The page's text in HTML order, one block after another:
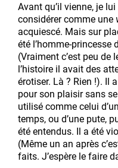
Avant qu’il vienne, je
considérer comme une
acquiescé. Mais sur
été l’homme-princesse
(Vraiment c’est peu de
l’histoire il avait des
érotiser. Là ? Rien !). Il
pour son plaisir sans
utilisé comme celui
temps, ou d’une pute,
été entendus. Il a été
(Même un an après
faits. J’espère le faire